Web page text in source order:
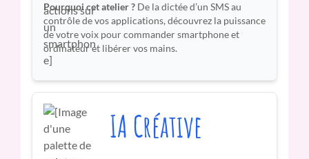
Pourquoi cet atelier ? De la dictée d’un SMS au
contrôle de vos applications, découvrez la puissance
de votre voix pour commander smartphone et
ordinateur et libérer vos mains.
IA Créative